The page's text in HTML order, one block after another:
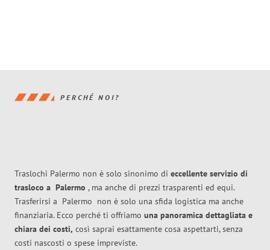
PERCHÉ NOI?
Traslochi Palermo non è solo sinonimo di eccellente servizio di
trasloco a Palermo , ma anche di prezzi trasparenti ed equi.
Trasferirsi a Palermo non è solo una sfida logistica ma anche
finanziaria. Ecco perché ti offriamo una panoramica dettagliata e
chiara dei costi, così saprai esattamente cosa aspettarti, senza
costi nascosti o spese impreviste.